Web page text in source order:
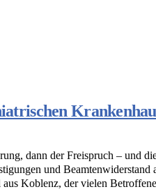
dann der Freispruch – und
und Beamtenwiderstand
Koblenz, der vielen